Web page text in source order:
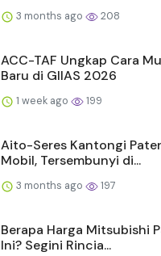
3 months ago 208
ACC-TAF Ungkap Cara
Baru di GIIAS 2026
1 week ago 199
Aito-Seres Kantongi
Mobil, Tersembunyi di...
3 months ago 197
Berapa Harga Mitsubishi
Ini? Segini Rincia...